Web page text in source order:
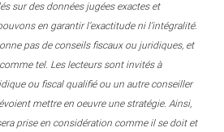
sur des données jugées exactes et
en garantir l’exactitude ni l’intégralité.
pas de conseils fiscaux ou juridiques, et
tel. Les lecteurs sont invités à
ou fiscal qualifié ou un autre conseiller
mettre en oeuvre une stratégie. Ainsi,
prise en considération comme il se doit et